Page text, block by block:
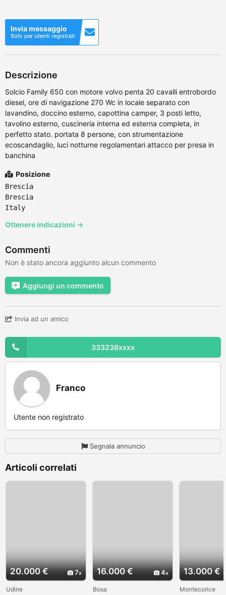
Invia messaggio
Solo per utenti registrati
Descrizione
Solcio Family 650 con motore volvo penta 20 cavalli entrobordo
diesel, ore di navigazione 270 Wc in locale separato con
lavandino, doccino esterno, capottina camper, 3 posti letto,
tavolino esterno, cuscineria interna ed esterna completa, in
perfetto stato. portata 8 persone, con strumentazione
ecoscandaglio, luci notturne regolamentari attacco per presa in
banchina
Posizione
Brescia
Brescia
Italy
Ottenere indicazioni →
Commenti
Non è stato ancora aggiunto alcun commento
Aggiungi un commento
Invia ad un amico
333238xxxx
Franco
Utente non registrato
Segnala annuncio
Articoli correlati
20.000 € 7
Udine
16.000 € 4
Bosa
13.000 €
Montecorice